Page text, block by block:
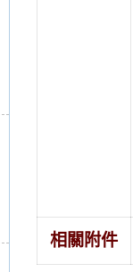
相關附件